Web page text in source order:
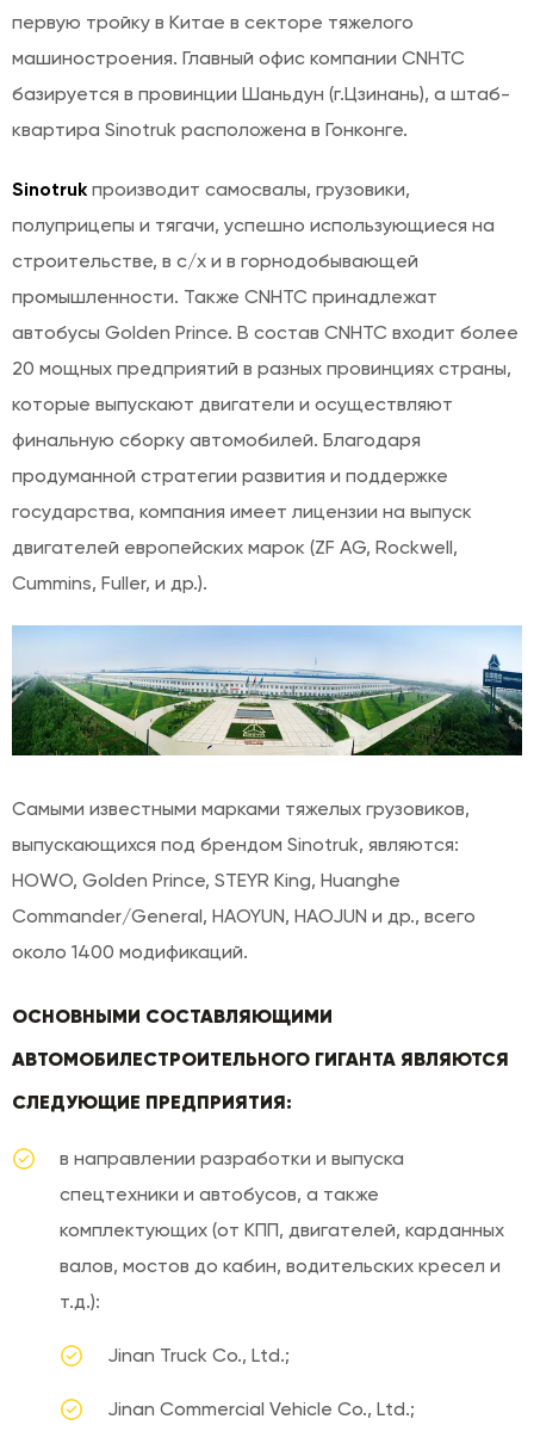
первую тройку в Китaе в секторе тяжелого
машиностроения. Главный офис компании CNHTC
базируется в провинции Шaньдун (г.Цзинань), а штаб-
квартира Sinotruk расположена в Гонконге.
Sinotruk производит самосвалы, грузовики,
полуприцепы и тягачи, успешно использующиеся на
строительстве, в с/х и в горнодобывающей
промышленности. Также CNHTC принадлежат
автобусы Golden Prince. В состав CNHTC входит более
20 мощных предприятий в разных провинциях страны,
которые выпускают двигатели и осуществляют
финальную сборку автомобилей. Благодаря
продуманной стратегии развития и поддержке
государства, компания имеет лицензии на выпуск
двигателей европейских марок (ZF AG, Rockwell,
Cummins, Fuller, и др.).
Самыми известными марками тяжелых грузовиков,
выпускающихся под брендом Sinotruk, являются:
HOWO, Golden Prince, STEYR King, Huanghe
Commander/General, HAOYUN, HAOJUN и др., всего
около 1400 модификаций.
ОСНОВНЫМИ СОСТАВЛЯЮЩИМИ
АВТОМОБИЛЕСТРОИТЕЛЬНОГО ГИГАНТА ЯВЛЯЮТСЯ
СЛЕДУЮЩИЕ ПРЕДПРИЯТИЯ:
в направлении разработки и выпуска
спецтехники и автобусов, а также
комплектующих (от КПП, двигателей, карданных
валов, мостов до кабин, водительских кресел и
т.д.):
Jіnan Truck Cо., Ltd.;
Jіnan Commercial Vehicle Cо., Ltd.;